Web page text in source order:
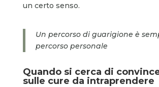
un certo senso.
Un percorso di guarigione è
percorso personale
Quando si cerca di
sulle cure da intraprendere